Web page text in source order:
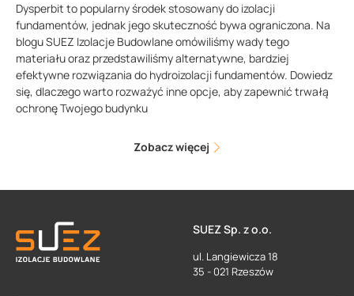
Dysperbit to popularny środek stosowany do izolacji
fundamentów, jednak jego skuteczność bywa ograniczona. Na
blogu SUEZ Izolacje Budowlane omówiliśmy wady tego
materiału oraz przedstawiliśmy alternatywne, bardziej
efektywne rozwiązania do hydroizolacji fundamentów. Dowiedz
się, dlaczego warto rozważyć inne opcje, aby zapewnić trwałą
ochronę Twojego budynku
Zobacz więcej
SUEZ Sp. z o.o.
ul. Langiewicza 18
35 - 021 Rzeszów